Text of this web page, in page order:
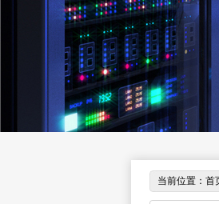
当前位置： 首